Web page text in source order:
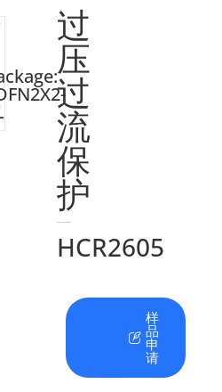
过
压
过
流
保
护
HCR2605
料
下
样
品
申
请